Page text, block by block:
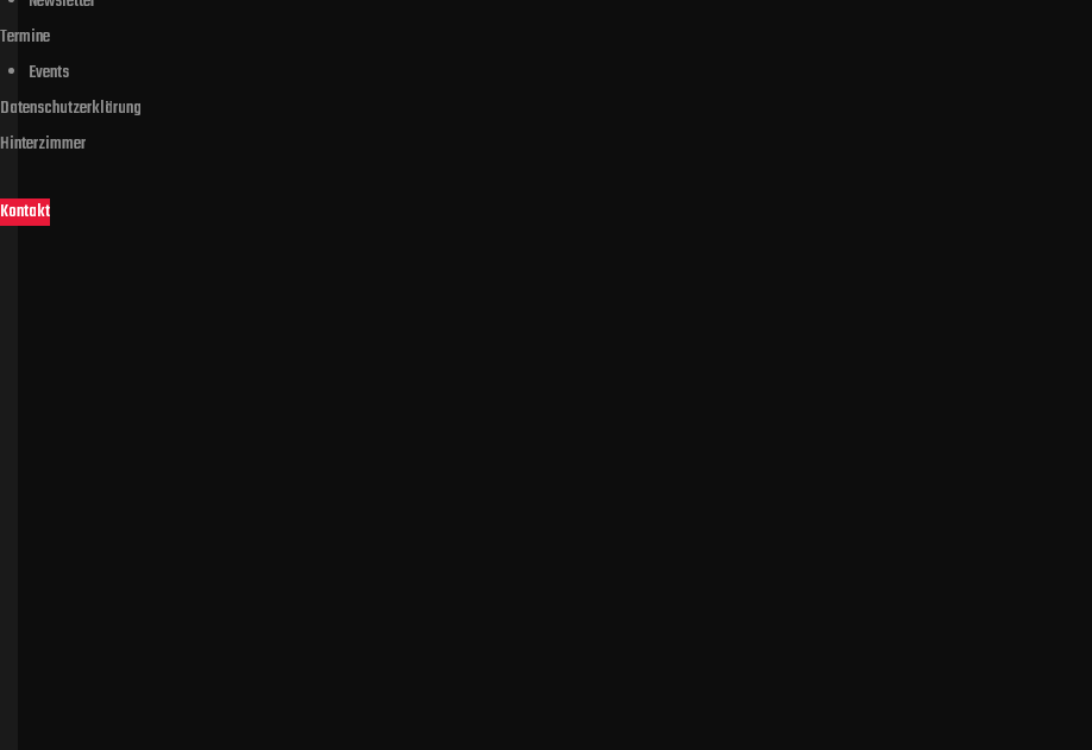
Termine
Events
Datenschutzerklärung
Hinterzimmer
Kontakt